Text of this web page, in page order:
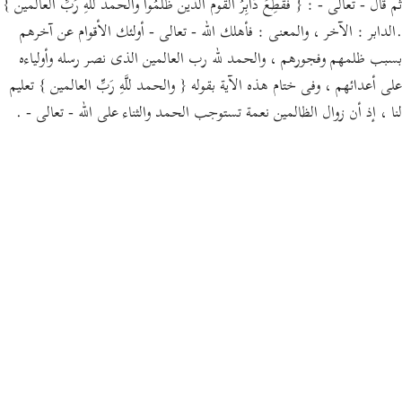
ثم قال - تعالى - : { فَقُطِعَ دَابِرُ القوم الذين ظَلَمُواْ والحمد للَّهِ رَبِّ العالمين }
.الدابر : الآخر ، والمعنى : فأهلك الله - تعالى - أولئك الأقوام عن آخرهم
بسبب ظلمهم وفجورهم ، والحمد لله رب العالمين الذى نصر رسله وأولياءه
على أعدائهم ، وفى ختام هذه الآية بقوله { والحمد للَّهِ رَبِّ العالمين } تعليم
لنا ، إذ أن زوال الظالمين نعمة تستوجب الحمد والثناء على الله - تعالى - .